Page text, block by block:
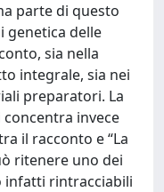
parte di questo
genetica delle
sia nella
integrale, sia nei
preparatori. La
invece
il racconto e “La
ritenere uno dei
infatti rintracciabili